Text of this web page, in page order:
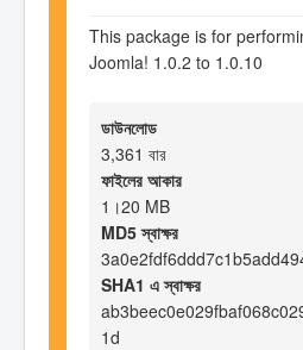
This package is for
Joomla! 1.0.2 to 1.0.10
ডাউনলোড
3,361 বার
ফাইলের আকার
1।20 MB
MD5 স্বাক্ষর
SHA1 এ স্বাক্ষর
1d